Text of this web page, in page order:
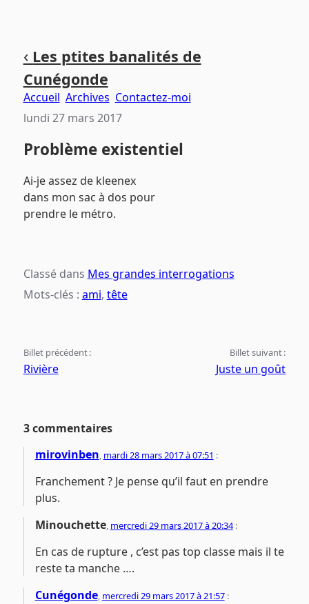
contenu
principal
menu
principal
page
‹ Les ptites banalités de
Cunégonde
Accueil Archives Contactez-moi
lundi 27 mars 2017
Problème existentiel
Ai-je assez de kleenex
dans mon sac à dos pour
prendre le métro.
Classé dans Mes grandes interrogations
Mots-clés : ami, tête
Billet précédent :
Rivière
Billet suivant :
Juste un goût
3 commentaires
mirovinben, mardi 28 mars 2017 à 07:51 :
Franchement ? Je pense qu’il faut en prendre
plus.
Minouchette, mercredi 29 mars 2017 à 20:34:
En cas de rupture , c’est pas top classe mais il te
reste ta manche ….
Cunégonde, mercredi 29 mars 2017 à 21:57: